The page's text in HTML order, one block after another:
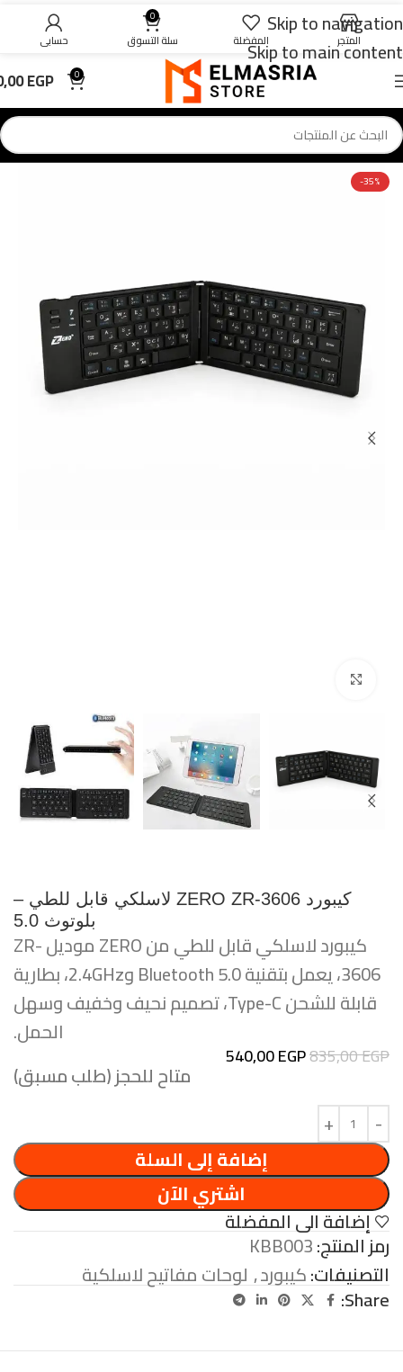
Skip to navigation
Skip to main content
0
EGP
-35%
كيبورد ZERO ZR-3606 لاسلكي قابل للطي –
بلوتوث 5.0
كيبورد لاسلكي قابل للطي من ZERO موديل ZR-
3606، يعمل بتقنية Bluetooth 5.0 و2.4GHz، بطارية
قابلة للشحن Type-C، تصميم نحيف وخفيف وسهل
الحمل.
835,00EGP
540,00EGP
متاح للحجز (طلب مسبق)
إضافة إلى السلة
اشتري الآن
إضافة الى المفضلة
رمز المنتج:KBB003
التصنيفات:كيبورد, لوحات مفاتيح لاسلكية
Share:
المتجر المفضلة
0
سلة التسوق حسابي